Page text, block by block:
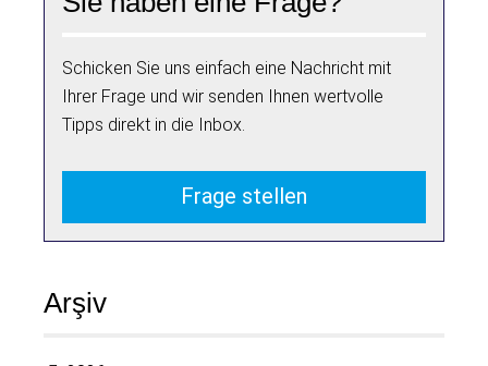
Schicken Sie uns einfach eine Nachricht mit
Ihrer Frage und wir senden Ihnen wertvolle
Tipps direkt in die Inbox.
Frage stellen
Arşiv